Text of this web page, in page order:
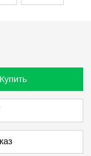
Купить